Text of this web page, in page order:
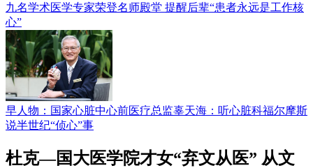
九名学术医学专家荣登名师殿堂 提醒后辈“患者永远是工作核
心”
早人物：国家心脏中心前医疗总监辜天海：听心脏科福尔摩斯
说半世纪“侦心”事
杜克—国大医学院才女“弃文从医” 从文